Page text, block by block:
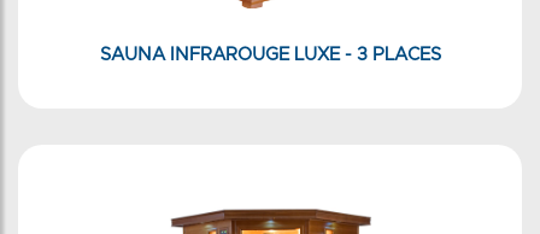
SAUNA INFRAROUGE LUXE - 3 PLACES